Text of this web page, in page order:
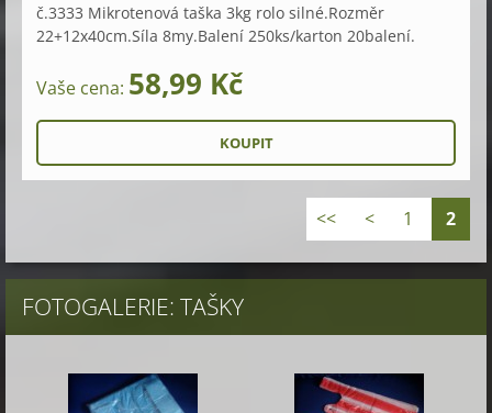
č.3333 Mikrotenová taška 3kg rolo silné.Rozměr
22+12x40cm.Síla 8my.Balení 250ks/karton 20balení.
Vaše cena: 58,99 Kč
<< < 1 2
FOTOGALERIE: TAŠKY